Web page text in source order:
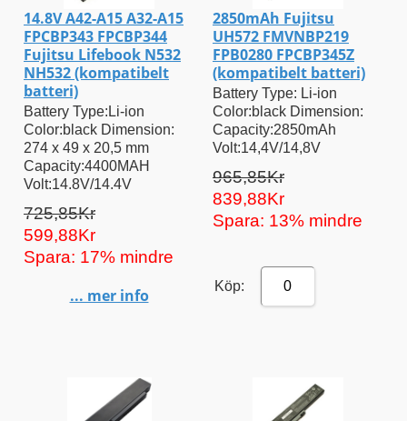
14.8V A42-A15 A32-A15
FPCBP343 FPCBP344
Fujitsu Lifebook N532
NH532 (kompatibelt
batteri)
Battery Type:Li-ion
Color:black Dimension:
274 x 49 x 20,5 mm
Capacity:4400MAH
Volt:14.8V/14.4V
725,85Kr
599,88Kr
Spara: 17% mindre
... mer info
2850mAh Fujitsu
UH572 FMVNBP219
FPB0280 FPCBP345Z
(kompatibelt batteri)
Battery Type: Li-ion
Color:black Dimension:
Capacity:2850mAh
Volt:14,4V/14,8V
965,85Kr
839,88Kr
Spara: 13% mindre
Köp: 0